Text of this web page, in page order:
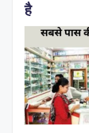
है